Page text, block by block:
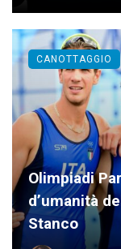
Olimpiadi
d’umanità
Stanco
CANOTTAGGIO